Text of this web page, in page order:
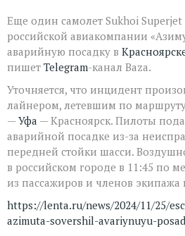
Еще один самолет Sukhoi Superjet
российской авиакомпании
аварийную посадку в
пишет Telegram-канал Baza.
Уточняется, что инцидент
лайнером, летевшим по
— Уфа — Красноярск. Пилоты
аварийной посадке из-за
передней стойки шасси.
в российском городе в 11:45 по
из пассажиров и членов экипажа
https://lenta.ru/news/2024/11/25/
azimuta-sovershil-avariynuyu-